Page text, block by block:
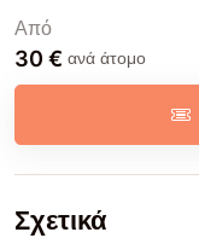
Από
30 € ανά άτομο
Σχετικά